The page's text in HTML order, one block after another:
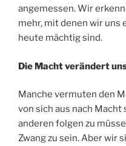
angemessen. Wir
mehr, mit denen wir uns
heute mächtig sind.
Die Macht verändert
Manche vermuten den
von sich aus nach
anderen folgen zu
Zwang zu sein. Aber wir